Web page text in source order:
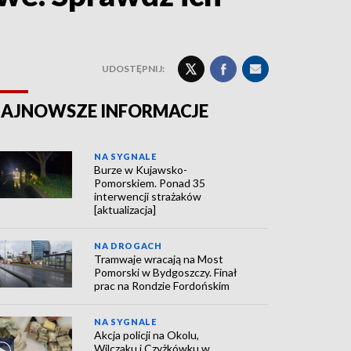
UDOSTĘPNIJ:
INFORMACJE
NA SYGNALE
Burze w Kujawsko-
Pomorskiem. Ponad 35
interwencji strażaków
[aktualizacja]
NA DROGACH
Tramwaje wracają na Most
Pomorski w Bydgoszczy. Finał
prac na Rondzie Fordońskim
NA SYGNALE
Akcja policji na Okolu,
Wilczaku i Czyżkówku w